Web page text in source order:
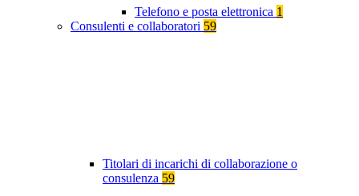
Telefono e posta elettronica 1
Consulenti e collaboratori 59
Titolari di incarichi di collaborazione o
consulenza 59